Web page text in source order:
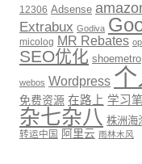
12306 Adsense
Extrabux Godiva
micolog MR Rebates
SEO优化 shoemetro
webos Wordpress
免费资源 在路上 学习
杂七杂八 株洲海
转运中国 阿里云 雨林木风